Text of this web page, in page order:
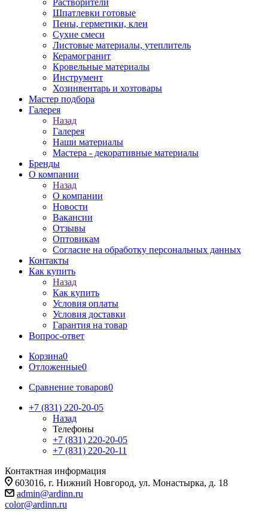
Растворители
Шпатлевки готовые
Пены, герметики, клеи
Сухие смеси
Листовые материалы, утеплитель
Керамогранит
Кровельные материалы
Инструмент
Хозинвентарь и хозтовары
Мастер подбора
Галерея
Назад
Галерея
Наши материалы
Мастера - декоративные материалы
Бренды
О компании
Назад
О компании
Новости
Вакансии
Отзывы
Оптовикам
Cогласие на обработку персональных данных
Контакты
Как купить
Назад
Как купить
Условия оплаты
Условия доставки
Гарантия на товар
Вопрос-ответ
Корзина0
Отложенные0
Сравнение товаров0
+7 (831) 220-20-05
Назад
Телефоны
+7 (831) 220-20-05
+7 (831) 220-20-11
Контактная информация
603016, г. Нижний Новгород, ул. Монастырка, д. 18
admin@ardinn.ru
color@ardinn.ru